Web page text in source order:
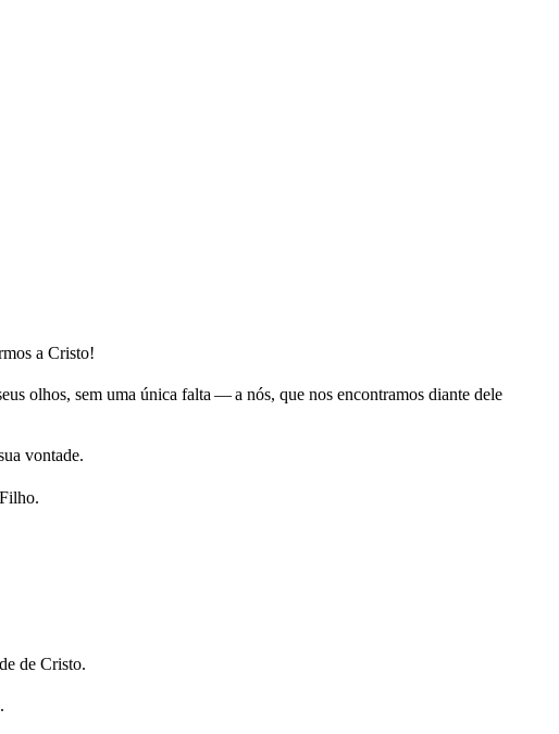
a Cristo!
olhos, sem uma única falta — a nós, que nos encontramos diante dele
vontade.
de Cristo.